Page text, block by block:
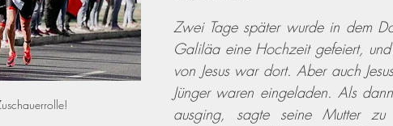
Zwei Tage später wurde in dem
Galiläa eine Hochzeit gefeiert,
von Jesus war dort. Aber auch
Jünger waren eingeladen. Als
ausging, sagte seine Mutter zu